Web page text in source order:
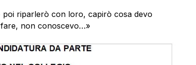
poi riparlerò con loro, capirò cosa devo
non conoscevo…»